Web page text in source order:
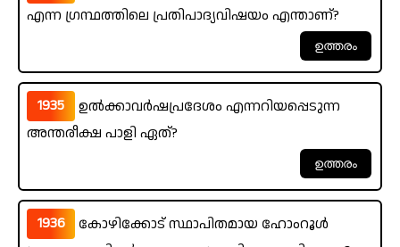
എന്ന ഗ്രന്ഥത്തിലെ പ്രതിപാദ്യവിഷയം എന്താണ്?
1935
ഉൽക്കാവർഷപ്രദേശം എന്നറിയപ്പെടുന്ന
അന്തരീക്ഷ പാളി ഏത്?
1936
കോഴിക്കോട് സ്ഥാപിതമായ ഹോംറൂൾ